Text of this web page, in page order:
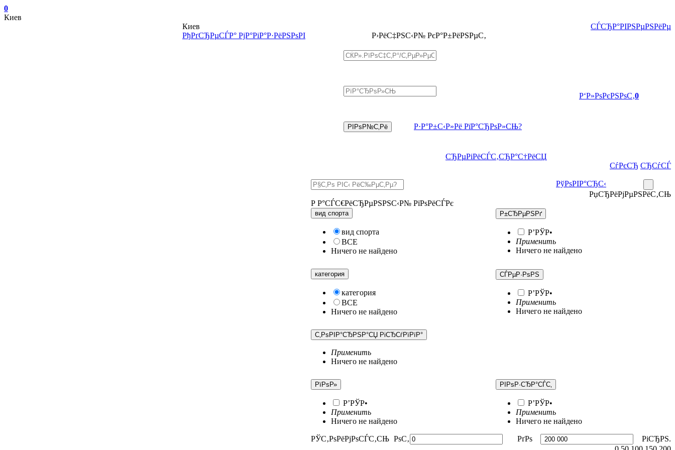
0
Киев
Киев
РђРґСЂРµСЃР° РјР°РіР°Р·РёРЅРѕРІ
СЃСЂР°РІРЅРµРЅРёРµ
Р›РёС‡РЅС‹Р№ РєР°Р±РёРЅРµС‚
Р·Р°Р±С‹Р»Рё РїР°СЂРѕР»СЊ?
СЂРµРіРёСЃС‚СЂР°С†РёСЏ
Р‘Р»РѕРєРЅРѕС‚0
СѓРєСЂ СЂСѓСЃ
РўРѕРІР°СЂС‹
РџСЂРёРјРµРЅРёС‚СЊ
Р Р°СЃС€РёСЂРµРЅРЅС‹Р№ РїРѕРёСЃРє
вид спорта
вид спорта
ВСЕ
Ничего не найдено
Р±СЂРµРЅРґ
Р’РЎР•
Применить
Ничего не найдено
категория
категория
ВСЕ
Ничего не найдено
СЃРµР·РѕРЅ
Р’РЎР•
Применить
Ничего не найдено
С‚РѕРІР°СЂРЅР°СЏ РіСЂСѓРїРїР°
Применить
Ничего не найдено
РїРѕР»
Р’РЎР•
Применить
Ничего не найдено
РІРѕР·СЂР°СЃС‚
Р’РЎР•
Применить
Ничего не найдено
РЎС‚РѕРёРјРѕСЃС‚СЊ РѕС‚ РґРѕ
РіСЂРЅ.